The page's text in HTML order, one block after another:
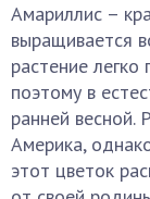
Амариллис –
выращивается
растение
поэтому в
ранней
Америка,
этот цветок